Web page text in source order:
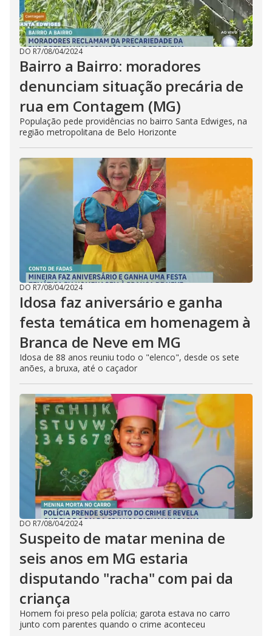
DO R7/08/04/2024
Bairro a Bairro: moradores
denunciam situação precária de
rua em Contagem (MG)
População pede providências no bairro Santa Edwiges, na
região metropolitana de Belo Horizonte
DO R7/08/04/2024
Idosa faz aniversário e ganha
festa temática em homenagem à
Branca de Neve em MG
Idosa de 88 anos reuniu todo o "elenco", desde os sete
anões, a bruxa, até o caçador
DO R7/08/04/2024
Suspeito de matar menina de
seis anos em MG estaria
disputando "racha" com pai da
criança
Homem foi preso pela polícia; garota estava no carro
junto com parentes quando o crime aconteceu